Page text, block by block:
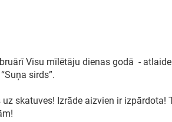
Visu mīlētāju dienas godā -
sirds”.
skatuves! Izrāde aizvien ir izpārdota!